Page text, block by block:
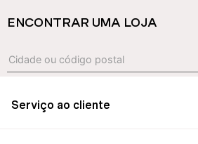
ENCONTRAR UMA LOJA
Serviço ao cliente